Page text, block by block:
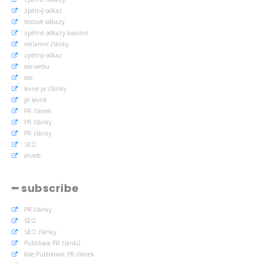
zpětný odkaz
textové odkazy
zpětné odkazy kvalitní
reklamní články
zpětný odkaz
seo webu
seo
levné pr články
pr levně
PR článek
PR články
PR články
SEO
ahrefs
━ subscribe
PR články
SEO
SEO články
Publikace PR článků
Kde Publikovat PR článek